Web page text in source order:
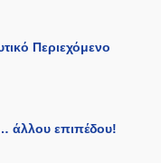
Περιεχόμενο
άλλου επιπέδου!